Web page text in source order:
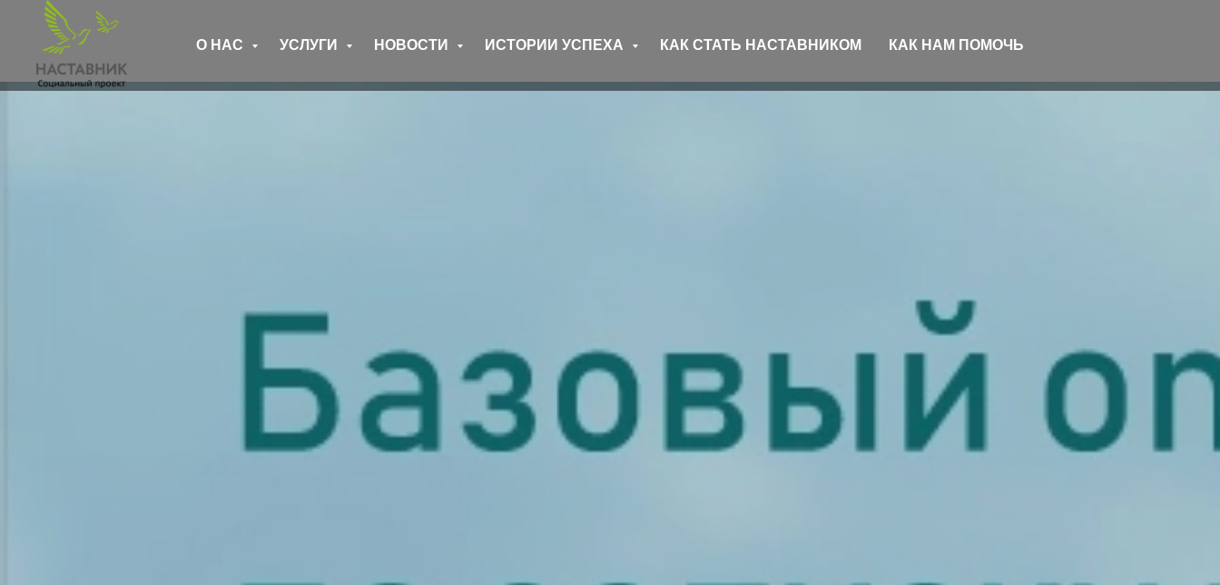
О НАС УСЛУГИ НОВОСТИ ИСТОРИИ УСПЕХА КАК СТАТЬ НАСТАВНИКОМ КАК НАМ ПОМОЧЬ